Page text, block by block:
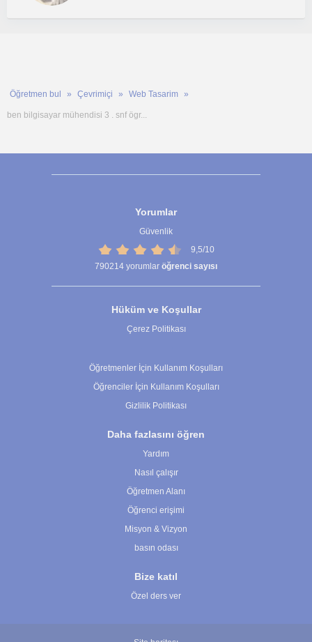
Öğretmen bul Çevrimiçi Web Tasarim
ben bilgisayar mühendisi 3 . snf ögr...
Yorumlar
Güvenlik
9,5/10
790214 yorumlar öğrenci sayısı
Hüküm ve Koşullar
Çerez Politikası
Öğretmenler İçin Kullanım Koşulları
Öğrenciler İçin Kullanım Koşulları
Gizlilik Politikası
Daha fazlasını öğren
Yardım
Nasıl çalışır
Öğretmen Alanı
Öğrenci erişimi
Misyon & Vizyon
basın odası
Bize katıl
Özel ders ver